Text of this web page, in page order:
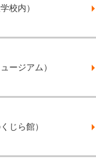
校内）
ージアム）
じら館）